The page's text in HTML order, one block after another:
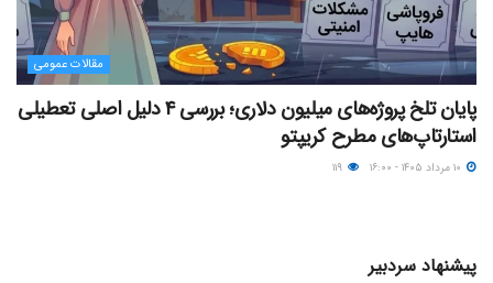
مقالات عمومی
پایان تلخ پروژه‌های میلیون دلاری؛ بررسی ۴ دلیل اصلی تعطیلی
استارتاپ‌های مطرح کریپتو
پیشنهاد سردبیر